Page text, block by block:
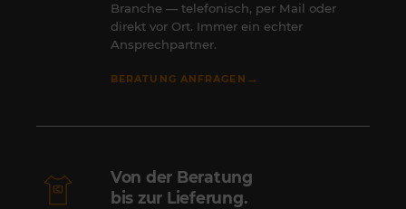
Branche — telefonisch, per Mail oder
direkt vor Ort. Immer ein echter
Ansprechpartner.
BERATUNG ANFRAGEN →
Von der Beratung
bis zur Lieferung.